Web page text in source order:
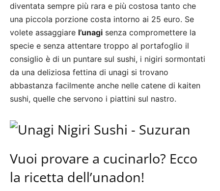
diventata sempre più rara e più costosa tanto che
una piccola porzione costa intorno ai 25 euro. Se
volete assaggiare l’unagi senza compromettere la
specie e senza attentare troppo al portafoglio il
consiglio è di un puntare sul sushi, i nigiri sormontati
da una deliziosa fettina di unagi si trovano
abbastanza facilmente anche nelle catene di kaiten
sushi, quelle che servono i piattini sul nastro.
Vuoi provare a cucinarlo? Ecco
la ricetta dell’unadon!